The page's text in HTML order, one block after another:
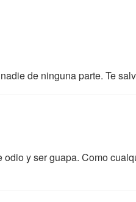
de ninguna parte. Te
odio y ser guapa. Como